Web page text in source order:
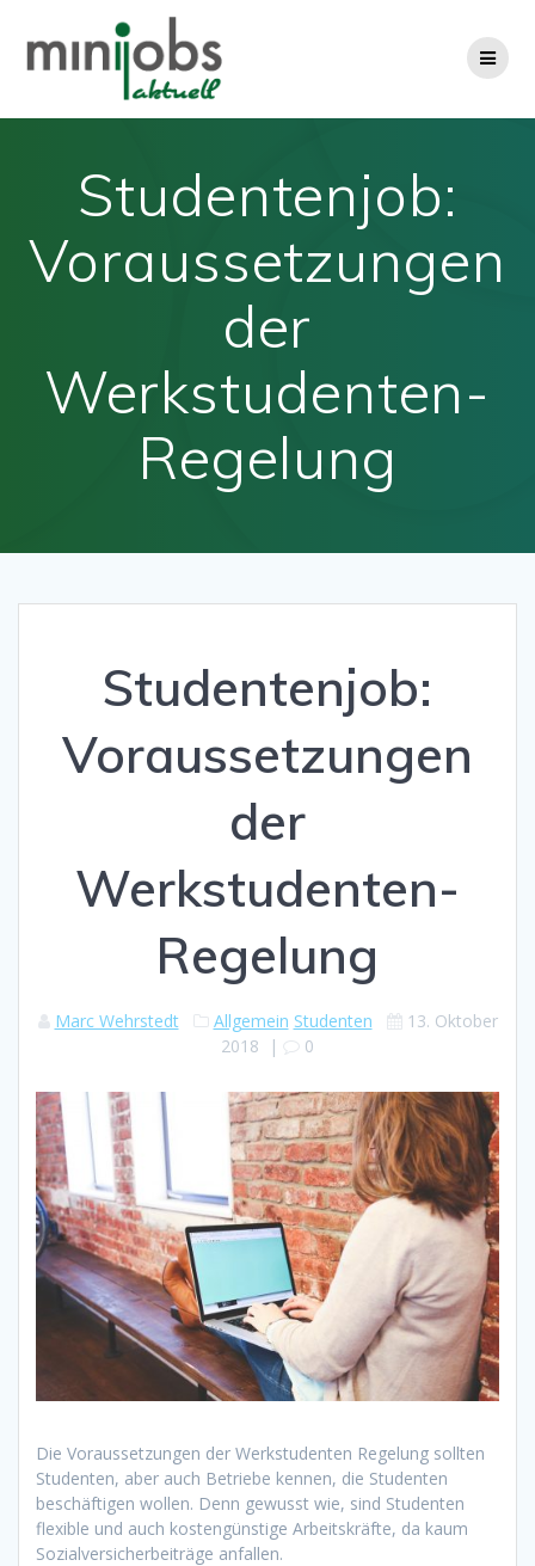
Studentenjob:
Voraussetzungen
der
Werkstudenten-
Regelung
Studentenjob:
Voraussetzungen
der
Werkstudenten-
Regelung
Marc Wehrstedt Allgemein Studenten
13. Oktober
2018 | 0
Die Voraussetzungen der Werkstudenten Regelung sollten
Studenten, aber auch Betriebe kennen, die Studenten
beschäftigen wollen. Denn gewusst wie, sind Studenten
flexible und auch kostengünstige Arbeitskräfte, da kaum
Sozialversicherbeiträge anfallen.